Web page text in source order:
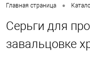
Главная страница •
Серьги для
завальцовке